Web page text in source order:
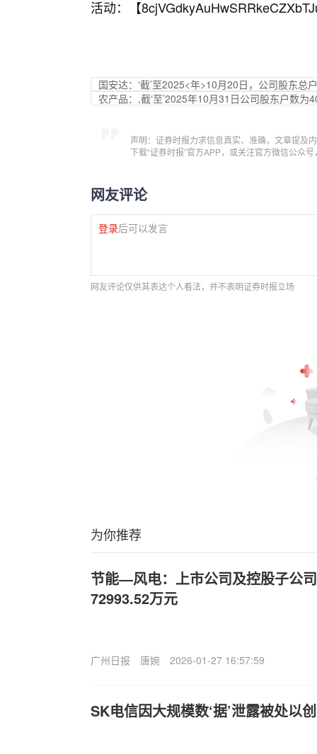
活动：【
国安达：‘截’至2025<年>10月20日，公司股东总
农产品：,截‘至’2025年10月31日公司股东户数为
声明：证券时报力求信息真实、准确，文章提及
下载“证券时报”官方APP，或关注官方微信公众
网友评论
登录后可以发言
网友评论仅供其表达个人看法，并不表明证券时报立场
为你推荐
节能—风电：上市公司及控股子公
72993.52万元
广州日报 唐婉 2026-01-27 16:57:59
SK电信因大规模数‘据’泄露被处以